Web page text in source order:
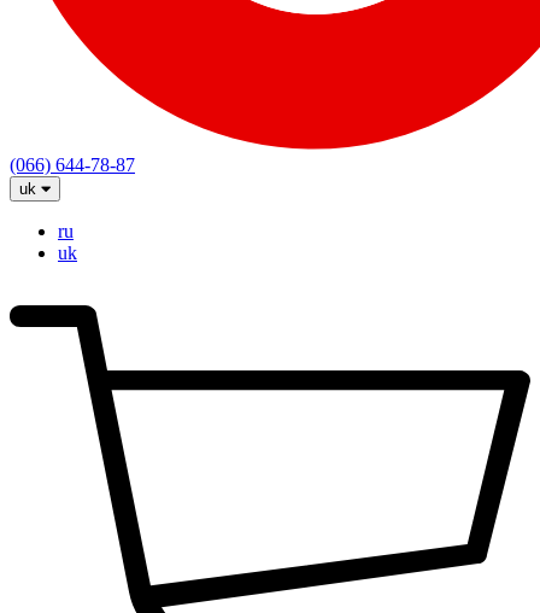
(066) 644-78-87
uk
ru
uk